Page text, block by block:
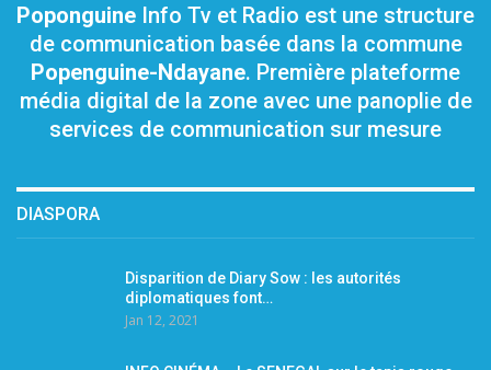
Poponguine Info Tv et Radio est une structure
de communication basée dans la commune
Popenguine-Ndayane. Première plateforme
média digital de la zone avec une panoplie de
services de communication sur mesure
DIASPORA
Disparition de Diary Sow : les autorités
diplomatiques font…
Jan 12, 2021